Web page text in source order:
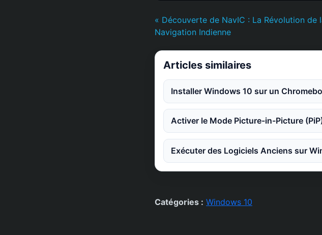
« Découverte de NavIC : La Révolution de
Navigation Indienne
Articles similaires
Installer Windows 10 sur un
Activer le Mode Picture-in-Picture
Exécuter des Logiciels Anciens sur
Catégories : Windows 10